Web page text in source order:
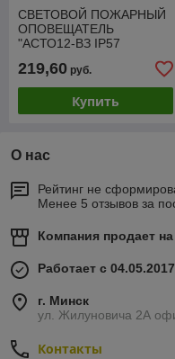
СВЕТОВОЙ ПОЖАРНЫЙ
ОПОВЕЩАТЕЛЬ
"АСТО12-ВЗ IP57
219,60 руб.
Купить
О нас
Рейтинг не
Менее 5 отзывов за
Компания продает на
Работает с 04.05.2017
г. Минск
ул. Жилуновича 2А
Контакты